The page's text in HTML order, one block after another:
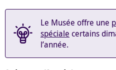
Le Musée offre une
spéciale certains
l’année.